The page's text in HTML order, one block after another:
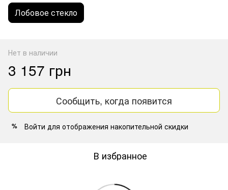
Лобовое стекло
Нет в наличии
3 157 грн
Сообщить, когда появится
% Войти для отображения накопительной скидки
В избранное